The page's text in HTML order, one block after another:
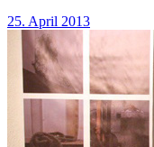
25. April 2013